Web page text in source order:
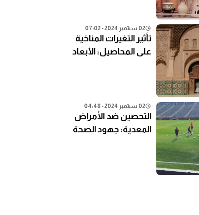
02 سبتمبر 2024 - 07:02
تأثير التغيرات المناخية
على المحاصيل: الأبعاد
02 سبتمبر 2024 - 04:48
التحصين ضد الأمراض
المعدية: جهود الصحة